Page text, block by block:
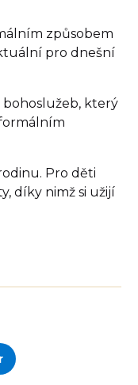
způsobem
pro dnešní
který
Pro děti
díky nimž si užijí